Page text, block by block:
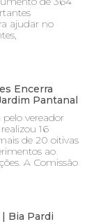
ajudar no
Encerra
Pantanal
vereador
16
de 20 oitivas
ao
A Comissão
| Bia Pardi